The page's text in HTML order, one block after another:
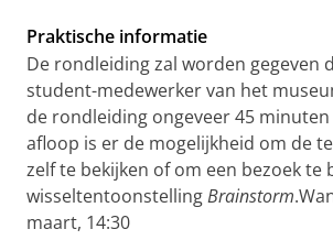
Praktische informatie
De rondleiding zal worden gegeven
student-medewerker van het
de rondleiding ongeveer 45
afloop is er de mogelijkheid om de
zelf te bekijken of om een bezoek te
wisseltentoonstellingBrainstorm
maart, 14:30